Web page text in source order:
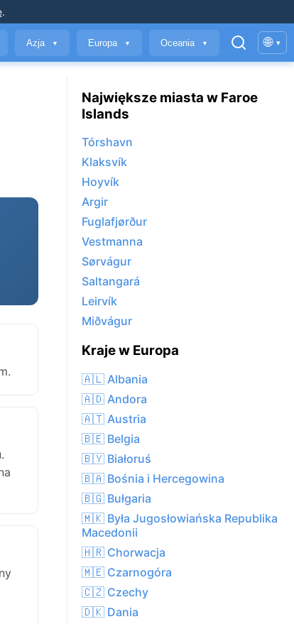
.
Azja ▼ Europa ▼ Oceania ▼ 🌐 ▾
Największe miasta w Faroe
Islands
Tórshavn
Klaksvík
Hoyvík
Argir
Fuglafjørður
Vestmanna
Sørvágur
Saltangará
Leirvík
Miðvágur
Kraje w Europa
🇦🇱 Albania
🇦🇩 Andora
🇦🇹 Austria
🇧🇪 Belgia
🇧🇾 Białoruś
🇧🇦 Bośnia i Hercegowina
🇧🇬 Bułgaria
🇲🇰 Była Jugosłowiańska Republika
Macedonii
🇭🇷 Chorwacja
🇲🇪 Czarnogóra
🇨🇿 Czechy
🇩🇰 Dania